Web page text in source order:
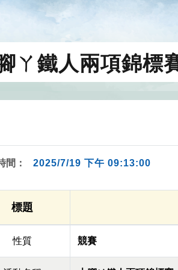
ㄚ鐵人兩項錦標
間： 2025/7/19 下午 09:13:00
標題
性質 競賽